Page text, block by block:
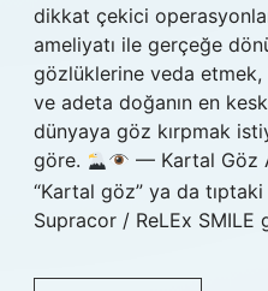
dikkat çekici
ameliyatı ile gerçeğe
gözlüklerine veda
ve adeta doğanın en
dünyaya göz kırpmak
göre.
— Kartal Göz
“Kartal göz” ya da
Supracor / ReLEx